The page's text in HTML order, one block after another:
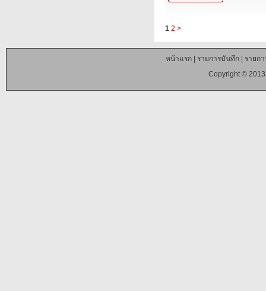
1 2 >
หน้าแรก| รายการบันทึก|
รายก
Copyright ©